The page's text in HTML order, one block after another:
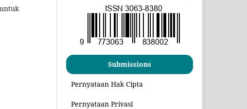
Submissions
Pernyataan Hak Cipta
Pernyataan Privasi